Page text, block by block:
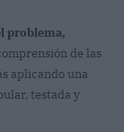
problema,
de las
aplicando una
testada y